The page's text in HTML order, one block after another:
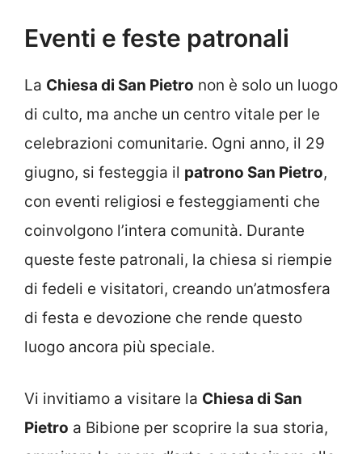
Eventi e feste patronali
La Chiesa di San Pietro non è solo un luogo
di culto, ma anche un centro vitale per le
celebrazioni comunitarie. Ogni anno, il 29
giugno, si festeggia il patrono San Pietro,
con eventi religiosi e festeggiamenti che
coinvolgono l’intera comunità. Durante
queste feste patronali, la chiesa si riempie
di fedeli e visitatori, creando un’atmosfera
di festa e devozione che rende questo
luogo ancora più speciale.
Vi invitiamo a visitare la Chiesa di San
Pietro a Bibione per scoprire la sua storia,